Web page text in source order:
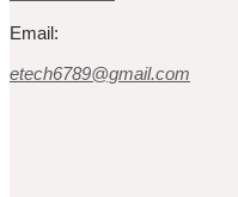
Email:
etech6789@gmail.com